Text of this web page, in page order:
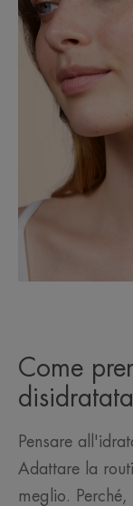
Come
Pensare
Adattare la
meglio.